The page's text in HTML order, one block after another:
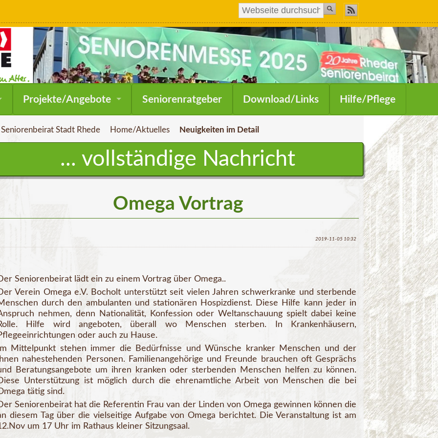
überspringen
Projekte/Angebote Seniorenratgeber Download/Links Hilfe/Pflege
Seniorenbeirat Stadt Rhede Home/Aktuelles Neuigkeiten im Detail
... vollständige Nachricht
Omega Vortrag
2019-11-05 10:32
Seniorenbeirat lädt ein zu einem Vortrag über Omega..
Verein Omega e.V. Bocholt unterstützt seit vielen Jahren schwerkranke und sterbende
durch den ambulanten und stationären Hospizdienst. Diese Hilfe kann jeder in
nehmen, denn Nationalität, Konfession oder Weltanschauung spielt dabei keine
Hilfe wird angeboten, überall wo Menschen sterben. In Krankenhäusern,
oder auch zu Hause.
Im Mittelpunkt stehen immer die Bedürfnisse und Wünsche kranker Menschen und der
nahestehenden Personen. Familienangehörige und Freunde brauchen oft Gesprächs
Beratungsangebote um ihren kranken oder sterbenden Menschen helfen zu können.
Unterstützung ist möglich durch die ehrenamtliche Arbeit von Menschen die bei
tätig sind.
Seniorenbeirat hat die Referentin Frau van der Linden von Omega gewinnen können die
diesem Tag über die vielseitige Aufgabe von Omega berichtet. Die Veranstaltung ist am
um 17 Uhr im Rathaus kleiner Sitzungsaal.